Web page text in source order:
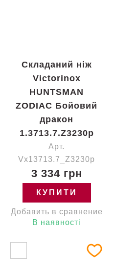
Складаний ніж
Victorinox
HUNTSMAN
ZODIAC Бойовий
дракон
1.3713.7.Z3230p
Арт.
Vx13713.7_Z3230p
3 334 грн
КУПИТИ
Добавить в сравнение
В наявності